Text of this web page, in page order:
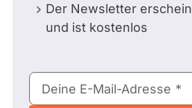
Der Newsletter
und ist kostenlos
E-
Mail-
Deine E-Mail-Adresse